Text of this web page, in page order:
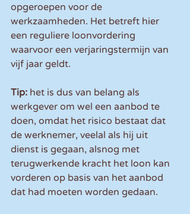
opgeroepen voor de
werkzaamheden. Het betreft hier
een reguliere loonvordering
waarvoor een verjaringstermijn van
vijf jaar geldt.
Tip: het is dus van belang als
werkgever om wel een aanbod te
doen, omdat het risico bestaat dat
de werknemer, veelal als hij uit
dienst is gegaan, alsnog met
terugwerkende kracht het loon kan
vorderen op basis van het aanbod
dat had moeten worden gedaan.